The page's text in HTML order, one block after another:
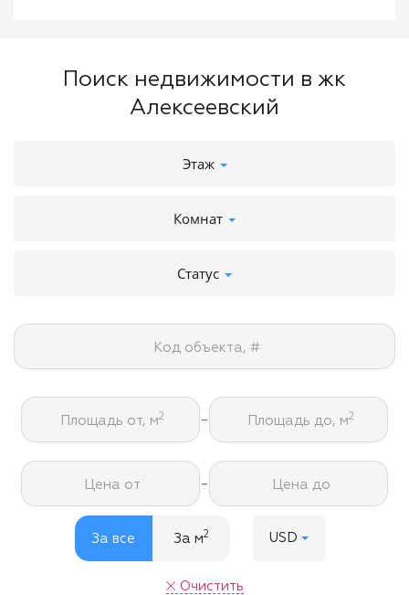
Поиск недвижимости в жк
Алексеевский
Этаж
Комнат
Статус
Код объекта, #
Площадь от, м2 - Площадь до, м2
Цена от - Цена до
За все За м2 USD
Очистить